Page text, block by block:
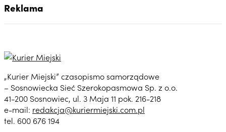
Reklama
„Kurier Miejski” czasopismo samorządowe
– Sosnowiecka Sieć Szerokopasmowa Sp. z o.o.
41-200 Sosnowiec, ul. 3 Maja 11 pok. 216-218
e-mail: redakcja@kuriermiejski.com.pl
tel. 600 676 194